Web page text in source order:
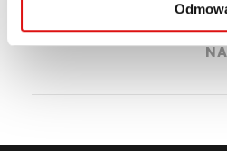
POPRZEDNI WPIS